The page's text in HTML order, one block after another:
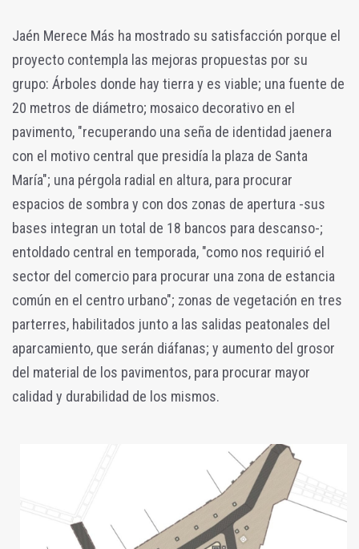
Jaén Merece Más ha mostrado su satisfacción porque el
proyecto contempla las mejoras propuestas por su
grupo: Árboles donde hay tierra y es viable; una fuente de
20 metros de diámetro; mosaico decorativo en el
pavimento, "recuperando una seña de identidad jaenera
con el motivo central que presidía la plaza de Santa
María"; una pérgola radial en altura, para procurar
espacios de sombra y con dos zonas de apertura -sus
bases integran un total de 18 bancos para descanso-;
entoldado central en temporada, "como nos requirió el
sector del comercio para procurar una zona de estancia
común en el centro urbano"; zonas de vegetación en tres
parterres, habilitados junto a las salidas peatonales del
aparcamiento, que serán diáfanas; y aumento del grosor
del material de los pavimentos, para procurar mayor
calidad y durabilidad de los mismos.